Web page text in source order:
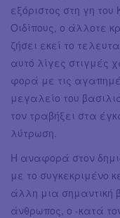
εξόριστος στη γη
Οιδίπους, ο άλλοτε
ζήσει εκεί το
αυτό λίγες στιγμές
φορά με τις
μεγαλείο του
τον τραβήξει στα
λύτρωση.
Η αναφορά στον
με το συγκεκριμένο
άλλη μια σημαντική
άνθρωπος, ο -κατά